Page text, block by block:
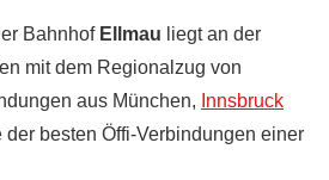
Bahnhof Ellmau liegt an der
mit dem Regionalzug von
aus München, Innsbruck
besten Öffi-Verbindungen einer